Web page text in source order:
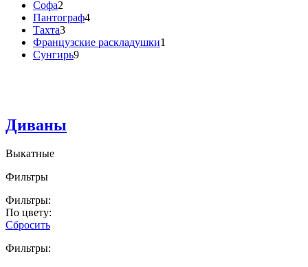
Софа2
Пантограф4
Тахта3
Французские раскладушки1
Сунгирь9
Диваны
Выкатные
Фильтры
Фильтры:
По цвету:
Сбросить
Фильтры: